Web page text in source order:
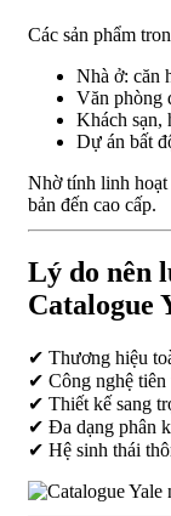
Các sản phẩm
Nhà ở: căn
Văn phòng
Khách sạn,
Dự án bất
Nhờ tính linh hoạt
bản đến cao cấp.
Lý do nên
Catalogue
✔ Thương hiệu
✔ Công nghệ tiên
✔ Thiết kế sang
✔ Đa dạng phân
✔ Hệ sinh thái